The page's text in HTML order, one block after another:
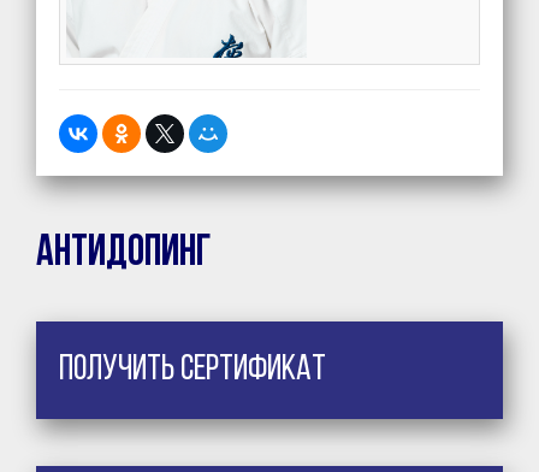
Антидопинг
Получить сертификат